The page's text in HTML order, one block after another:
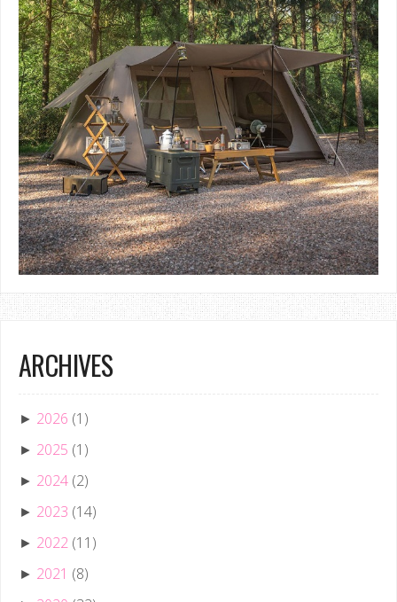
ARCHIVES
► 2026 (1)
► 2025 (1)
► 2024 (2)
► 2023 (14)
► 2022 (11)
► 2021 (8)